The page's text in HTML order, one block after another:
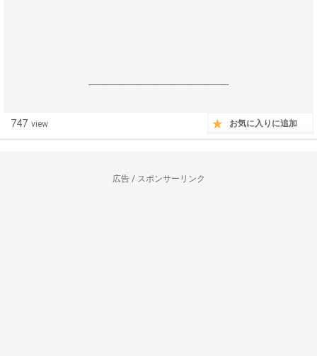
------------------------------------------------------------------
747 view お気に入りに追加
広告 / スポンサーリンク